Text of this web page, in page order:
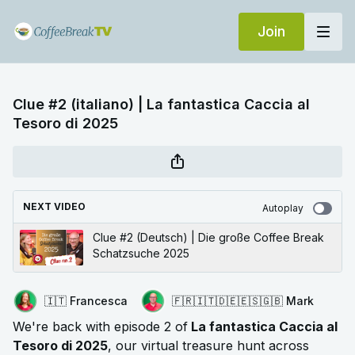
Join
Clue #2 (italiano) | La fantastica Caccia al
Tesoro di 2025
NEXT VIDEO Autoplay
Clue #2 (Deutsch) | Die große Coffee Break
Schatzsuche 2025
🇮🇹 Francesca 🇫🇷🇮🇹🇩🇪🇪🇸🇬🇧 Mark
We're back with episode 2 of La fantastica Caccia al
Tesoro di 2025, our virtual treasure hunt across